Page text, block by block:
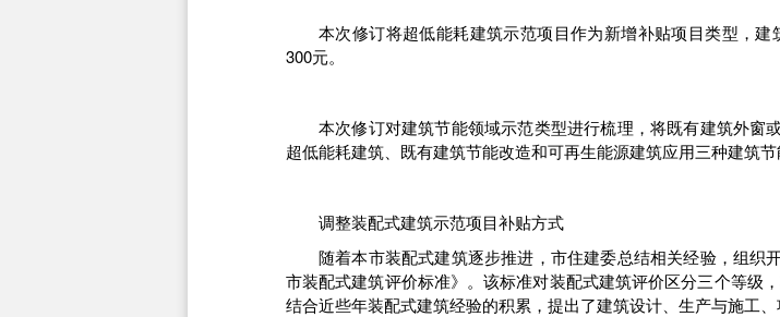
本次修订将超低能耗建筑示范项目作为新增补贴项目类型，
300元。
本次修订对建筑节能领域示范类型进行梳理，将既有建筑外窗
超低能耗建筑、既有建筑节能改造和可再生能源建筑应用三种建筑节
调整装配式建筑示范项目补贴方式
随着本市装配式建筑逐步推进，市住建委总结相关经验，组织
市装配式建筑评价标准》。该标准对装配式建筑评价区分三个等级
结合近些年装配式建筑经验的积累，提出了建筑设计、生产与施工、